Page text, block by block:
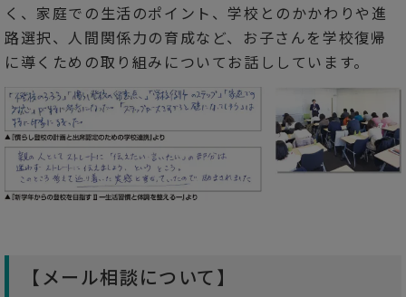
く、家庭での生活のポイント、学校とのかかわりや進
路選択、人間関係力の育成など、お子さんを学校復帰
に導くための取り組みについてお話ししています。
【メール相談について】